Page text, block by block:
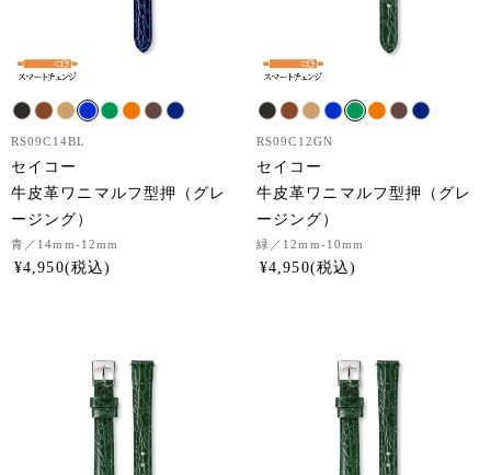
RS09C14BL
セイコー
牛皮革ワニマルフ型押（グレ
ージング）
青 ／14mm-12mm
¥4,950
RS09C12GN
セイコー
牛皮革ワニマルフ型押（グレ
ージング）
緑 ／12mm-10mm
¥4,950